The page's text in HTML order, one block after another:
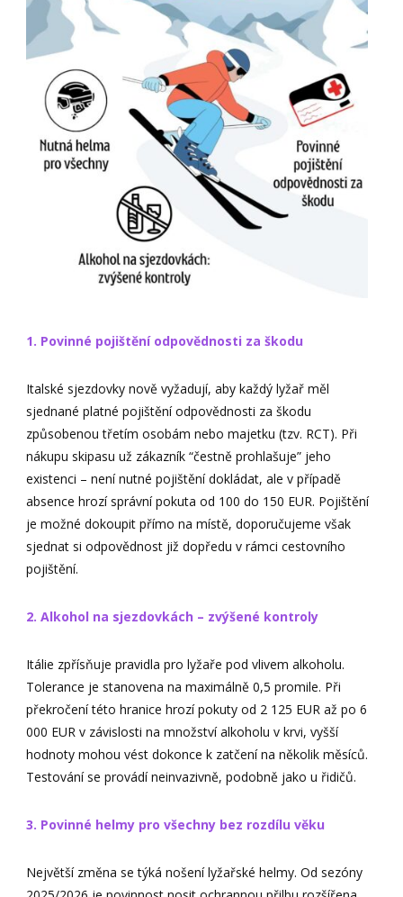
1. Povinné pojištění odpovědnosti za škodu
Italské sjezdovky nově vyžadují, aby každý lyžař měl
sjednané platné pojištění odpovědnosti za škodu
způsobenou třetím osobám nebo majetku (tzv. RCT). Při
nákupu skipasu už zákazník “čestně prohlašuje” jeho
existenci – není nutné pojištění dokládat, ale v případě
absence hrozí správní pokuta od 100 do 150 EUR. Pojištění
je možné dokoupit přímo na místě, doporučujeme však
sjednat si odpovědnost již dopředu v rámci cestovního
pojištění.
2. Alkohol na sjezdovkách – zvýšené kontroly
Itálie zpřísňuje pravidla pro lyžaře pod vlivem alkoholu.
Tolerance je stanovena na maximálně 0,5 promile. Při
překročení této hranice hrozí pokuty od 2 125 EUR až po 6
000 EUR v závislosti na množství alkoholu v krvi, vyšší
hodnoty mohou vést dokonce k zatčení na několik měsíců.
Testování se provádí neinvazivně, podobně jako u řidičů.
3. Povinné helmy pro všechny bez rozdílu věku
Největší změna se týká nošení lyžařské helmy. Od sezóny